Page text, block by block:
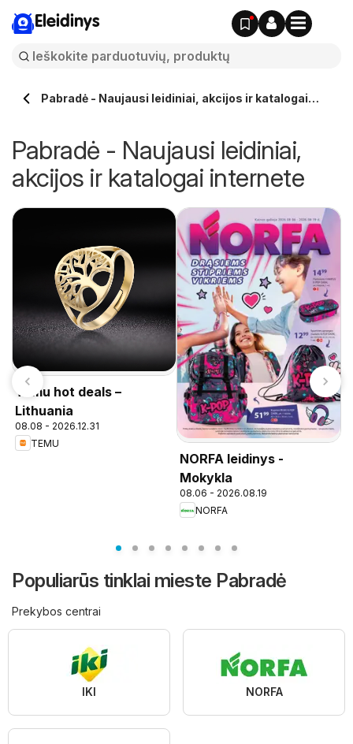
Eleidinys
Pabradė - Naujausi leidiniai, akcijos ir katalogai
Pabradė - Naujausi leidiniai,
akcijos ir katalogai internete
Temu hot deals –
Lithuania
08.08 - 2026.12.31
TEMU
NORFA leidinys -
Mokykla
08.06 - 2026.08.19
NORFA
Populiarūs tinklai mieste Pabradė
Prekybos centrai
IKI NORFA